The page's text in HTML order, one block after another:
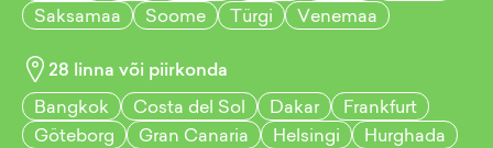
Saksamaa
Soome Türgi Venemaa
28 linna või piirkonda
Bangkok
Costa del Sol Dakar
Frankfurt
Göteborg
Gran Canaria Helsingi
Hurghada